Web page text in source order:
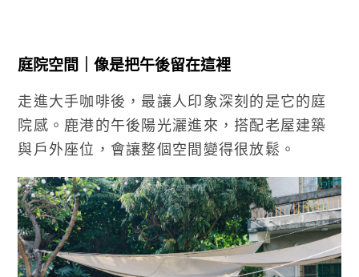
庭院空間｜像是把午後留在這裡
走進大手咖啡後，最讓人印象深刻的是它的庭
院感。鹿港的午後陽光灑進來，搭配老屋建築
與戶外座位，會讓整個空間變得很放鬆。